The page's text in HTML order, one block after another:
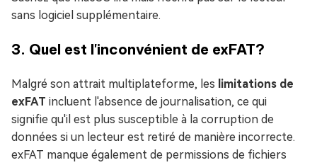
sans logiciel supplémentaire.
3. Quel est l'inconvénient de exFAT?
Malgré son attrait multiplateforme, les limitations de
exFAT incluent l'absence de journalisation, ce qui
signifie qu'il est plus susceptible à la corruption de
données si un lecteur est retiré de manière incorrecte.
exFAT manque également de permissions de fichiers